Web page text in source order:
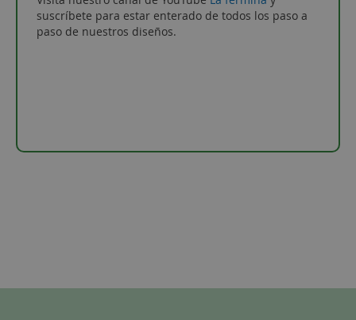
suscríbete para estar enterado de todos los paso a
paso de nuestros diseños.